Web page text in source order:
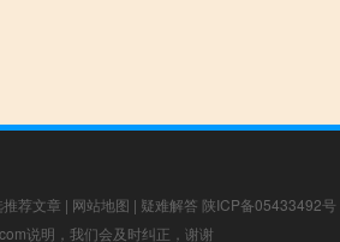
推荐文章 | 网站地图 | 疑难解答 陕ICP备05433492号
说明，我们会及时纠正，谢谢